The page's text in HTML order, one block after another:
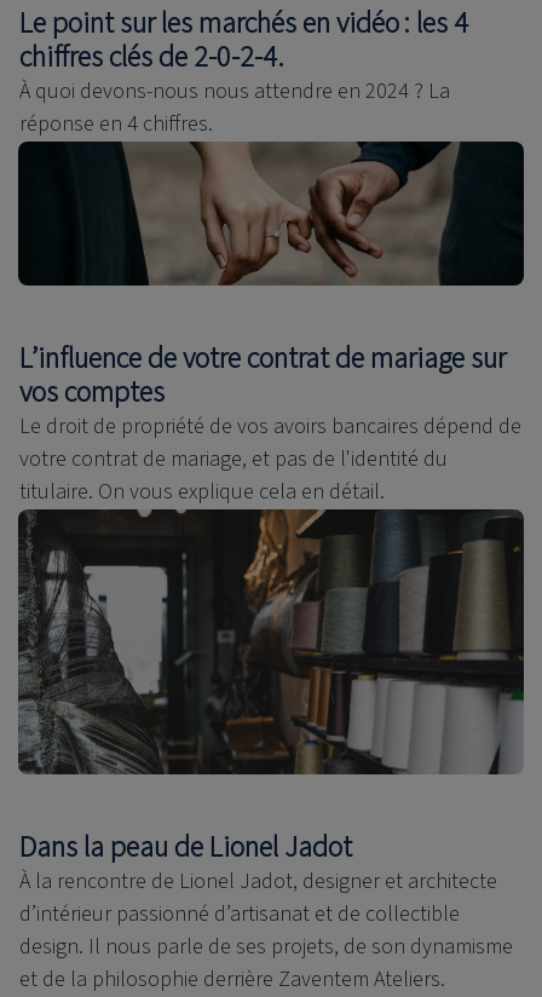
Le point sur les marchés en vidéo : les 4
chiffres clés de 2-0-2-4.
À quoi devons-nous nous attendre en 2024 ? La
réponse en 4 chiffres.
L’influence de votre contrat de mariage sur
vos comptes
Le droit de propriété de vos avoirs bancaires dépend de
votre contrat de mariage, et pas de l'identité du
titulaire. On vous explique cela en détail.
Dans la peau de Lionel Jadot
À la rencontre de Lionel Jadot, designer et architecte
d’intérieur passionné d’artisanat et de collectible
design. Il nous parle de ses projets, de son dynamisme
et de la philosophie derrière Zaventem Ateliers.